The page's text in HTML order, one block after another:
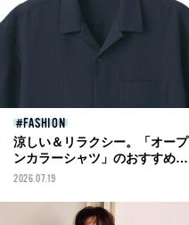
FASHION
涼しい＆リラクシー。「オープ
ンカラーシャツ」のおすすめと
正解着こなし10選。ファミマ、
きは“開襟”！
2026.07.19